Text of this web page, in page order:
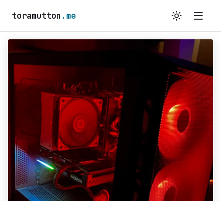
toramutton .me